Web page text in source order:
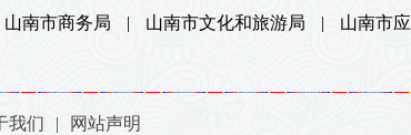
山南市商务局 | 山南市文化和旅游局 | 山南市
我们 | 网站声明